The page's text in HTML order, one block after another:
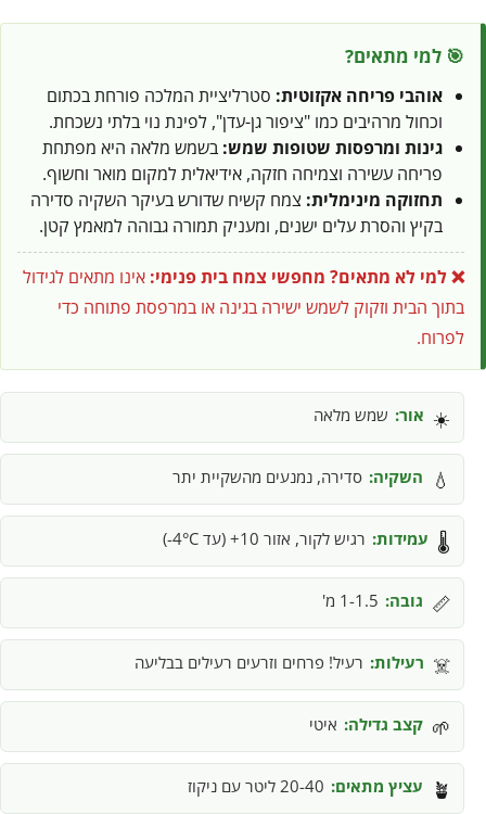
🎯 למי מתאים?
אוהבי פריחה אקזוטית: סטרליציית המלכה פורחת בכתום
וכחול מרהיבים כמו "ציפור גן-עדן", לפינת נוי בלתי נשכחת.
גינות ומרפסות שטופות שמש: בשמש מלאה היא מפתחת
פריחה עשירה וצמיחה חזקה, אידיאלית למקום מואר וחשוף.
תחזוקה מינימלית: צמח קשיח שדורש בעיקר השקיה סדירה
בקיץ והסרת עלים ישנים, ומעניק תמורה גבוהה למאמץ קטן.
❌ למי לא מתאים? מחפשי צמח בית פנימי: אינו מתאים לגידול
בתוך הבית וזקוק לשמש ישירה בגינה או במרפסת פתוחה כדי
לפרוח.
☀️ אור: שמש מלאה
💧 השקיה: סדירה, נמנעים מהשקיית יתר
🌡️ עמידות: רגיש לקור, אזור 10+ (עד 4°C-)
📏 גובה: 1-1.5 מ'
☠️ רעילות: רעיל! פרחים וזרעים רעילים בבליעה
🌱 קצב גדילה: איטי
🪴 עציץ מתאים: 20-40 ליטר עם ניקוז